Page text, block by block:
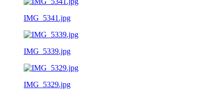
IMG_5341.jpg
IMG_5339.jpg
IMG_5329.jpg